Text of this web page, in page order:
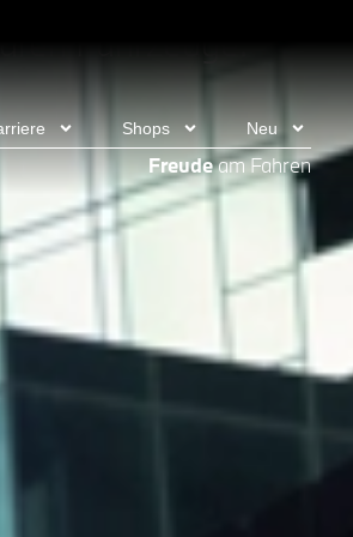
Shops Neu
Freudeam Fahren
Fahrzeuge.